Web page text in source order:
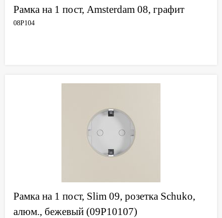
Рамка на 1 пост, Amsterdam 08, графит
08P104
Рамка на 1 пост, Slim 09, розетка Schuko,
алюм., бежевый (09P10107)